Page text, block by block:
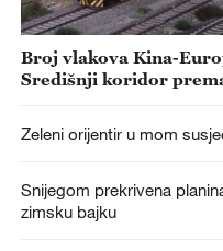
Broj vlakova Kina-
Središnji koridor
Zeleni orijentir u mom
Snijegom prekrivena
zimsku bajku